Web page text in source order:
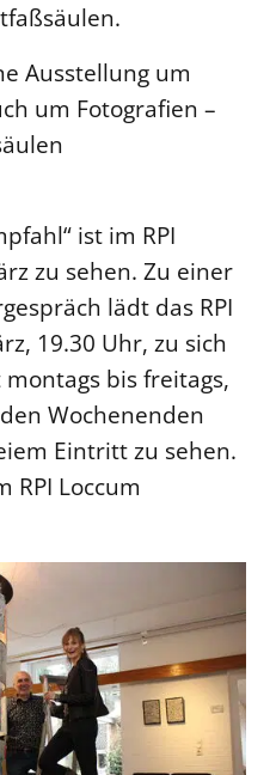
Ausstellung um
um Fotografien –
ist im RPI
zu sehen. Zu einer
lädt das RPI
19.30 Uhr, zu sich
bis freitags,
Wochenenden
Eintritt zu sehen.
Loccum